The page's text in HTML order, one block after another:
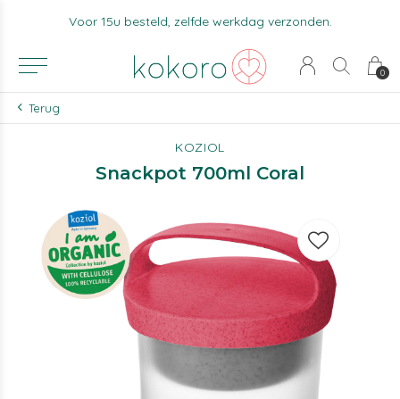
0
Voor 15u besteld, zelfde werkdag verzonden.
Terug
KOZIOL
Snackpot 700ml Coral